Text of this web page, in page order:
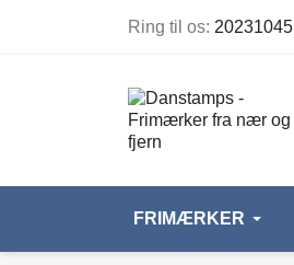
Ring til os: 20231045
FRIMÆRKER